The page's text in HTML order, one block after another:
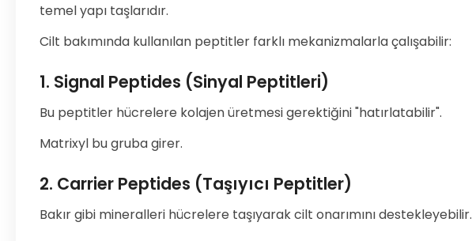
temel yapı taşlarıdır.
Cilt bakımında kullanılan peptitler farklı mekanizmalarla çalışabilir:
1. Signal Peptides (Sinyal Peptitleri)
Bu peptitler hücrelere kolajen üretmesi gerektiğini "hatırlatabilir".
Matrixyl bu gruba girer.
2. Carrier Peptides (Taşıyıcı Peptitler)
Bakır gibi mineralleri hücrelere taşıyarak cilt onarımını destekleyebilir.